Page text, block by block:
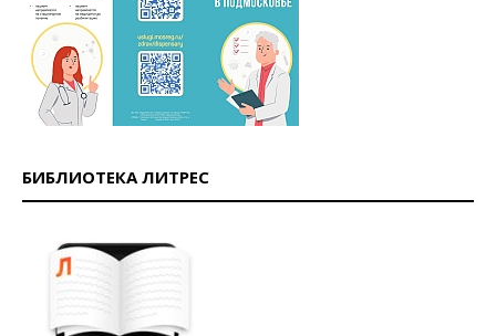
БИБЛИОТЕКА ЛИТРЕС